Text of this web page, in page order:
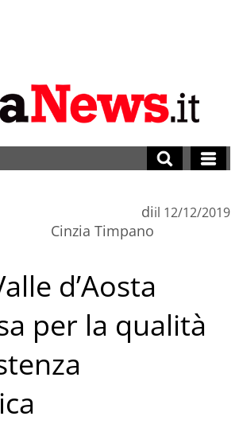
di
Cinzia Timpano
il 12/12/2019
d’Aosta
per la qualità